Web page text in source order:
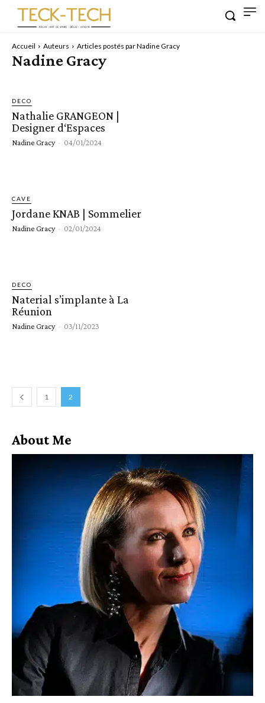
Accueil Auteurs Articles postés par Nadine Gracy
Nadine Gracy
DECO
Nathalie GRANGEON |
Designer d‘Espaces
Nadine Gracy - 04/01/2024
CAVE
Jordane KNAB | Sommelier
Nadine Gracy - 02/01/2024
DECO
Naterial s’implante à La
Réunion
Nadine Gracy - 03/11/2023
1 2
About Me